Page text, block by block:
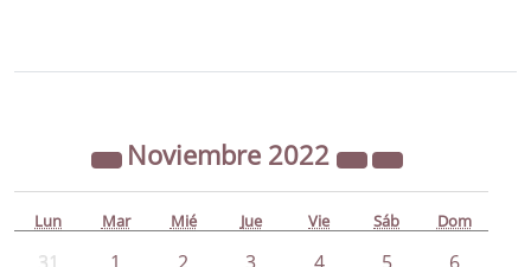
Noviembre 2022
Lun Mar Mié Jue Vie Sáb Dom